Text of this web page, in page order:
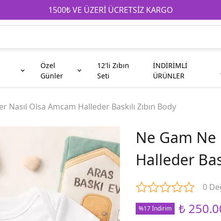
1500₺ VE ÜZERİ ÜCRETSİZ KARGO
Anneanne Babaanne
Taraftar Kuzen
Çocuk Galatasaray
Kahve Fincanı
Özel
Günler
Babaya Hediyeler
12'li Zıbın
Seti
İNDİRİMLİ
ÜRÜNLER
Nasıl Olsa Amcam Halleder Baskılı Zıbın Body
Ne Gam Ne
Halleder
0
%17 İndirim ₺